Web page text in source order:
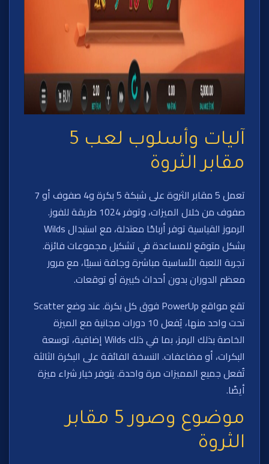
آليات وأسلوب لعب 5
مقابر الثروة
تعمل 5 مقابر الثروة على شبكة 5 بكرة و4 صفوف أو 7
صفوف من خلال الميزات، وتوفر 1024 طريقة للفوز.
الرموز القياسية توفر أرباحًا معتدلة، مع استبدال Wilds
بشكل متوقع للمساعدة في تشكيل مجموعات فائزة.
تجربة اللعبة الأساسية مباشرة وجافة نسبيًا، مع مرور
معظم الدوران بدون أحداث كبيرة أو توقعات.
تقع مواقع PowerUp فوق كل بكرة. عند وضع Scatter
تحت واحد منها، يُفعل 10 دورات مجانية مع الميزة
الخاصة بذلك الرمز، بما في ذلك Wilds إضافية، توسعة
البكرات، أو مضاعفات. النسخة الفائقة على البكرة الثالثة
تُفعل جميع المميزات مرة واحدة. يتوفر خيار شراء ميزة
أيضًا.
موضوع وصور 5 مقابر
الثروة